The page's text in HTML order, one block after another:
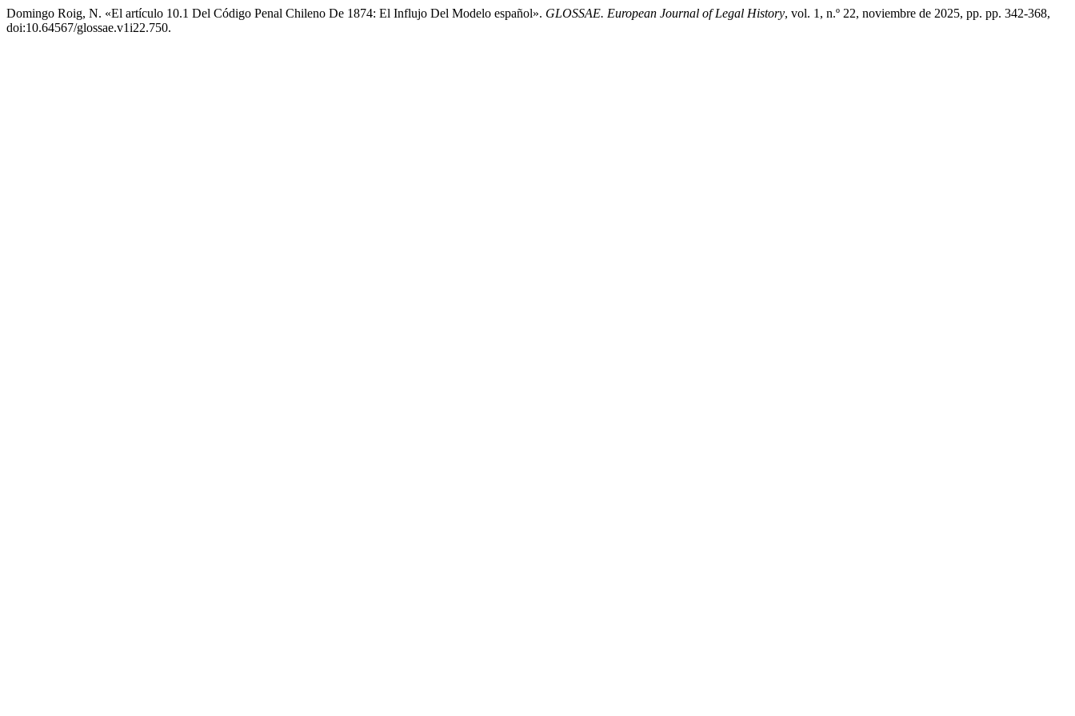
Domingo Roig, N. «El artículo 10.1 Del Código Penal Chileno De 1874: El Influjo Del Modelo español». GLOSSAE. European Journal of Legal History, vol. 1, n.º 22, noviembre de 2025, pp. pp. 342-368,
doi:10.64567/glossae.v1i22.750.